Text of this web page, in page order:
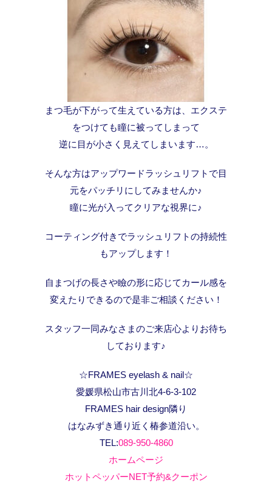
まつ毛が下がって生えている方は、エクステ
をつけても瞳に被ってしまって
逆に目が小さく見えてしまいます…。
そんな方はアップワードラッシュリフトで目
元をパッチリにしてみませんか♪
瞳に光が入ってクリアな視界に♪
コーティング付きでラッシュリフトの持続性
もアップします！
自まつげの長さや瞼の形に応じてカール感を
変えたりできるので是非ご相談ください！
スタッフ一同みなさまのご来店心よりお待ち
しております♪
☆FRAMES eyelash & nail☆
愛媛県松山市古川北4-6-3-102
FRAMES hair design隣り
はなみずき通り近く椿参道沿い。
TEL:089-950-4860
ホームページ
ホットペッパーNET予約&クーポン